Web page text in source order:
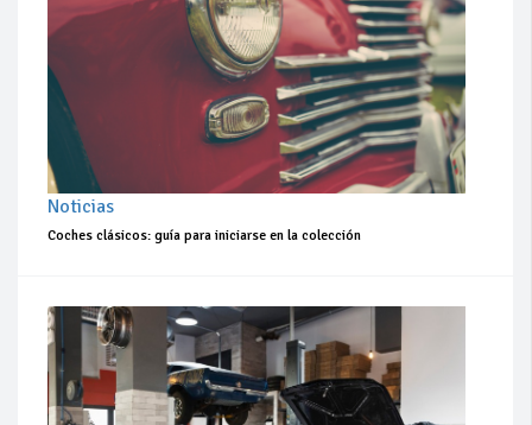
Noticias
Coches clásicos: guía para iniciarse en la colección